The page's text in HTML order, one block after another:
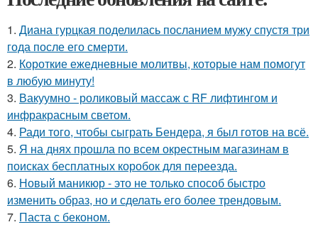
1. Диана гурцкая поделилась посланием мужу спустя три
года после его смерти.
2. Короткие ежедневные молитвы, которые нам помогут
в любую минуту!
3. Вакуумно - роликовый массаж с RF лифтингом и
инфракрасным светом.
4. Ради того, чтобы сыграть Бендера, я был готов на всё.
5. Я на днях прошла по всем окрестным магазинам в
поисках бесплатных коробок для переезда.
6. Новый маникюр - это не только способ быстро
изменить образ, но и сделать его более трендовым.
7. Паста с беконом.